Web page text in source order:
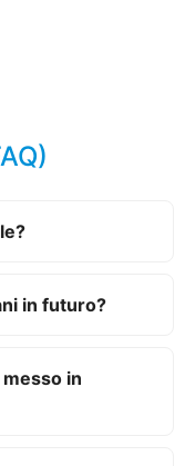
in futuro?
in